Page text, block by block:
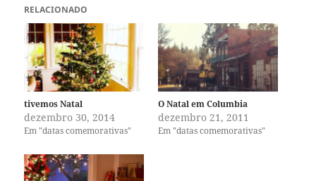
RELACIONADO
tivemos Natal
dezembro 30, 2014
Em "datas comemorativas"
O Natal em Columbia
dezembro 21, 2011
Em "datas comemorativas"